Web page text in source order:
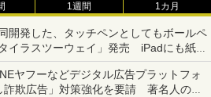
1週間 1カ月
開発した、タッチペンとしてもボールペ
イラスツーウェイ」発売 iPadにも紙に
める
ヤフーなどデジタル広告プラットフォ
詐欺広告」対策強化を要請 著名人の写